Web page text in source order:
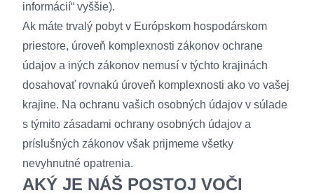
informácií“ vyššie).
Ak máte trvalý pobyt v Európskom hospodárskom
priestore, úroveň komplexnosti zákonov ochrane
údajov a iných zákonov nemusí v týchto krajinách
dosahovať rovnakú úroveň komplexnosti ako vo vašej
krajine. Na ochranu vašich osobných údajov v súlade
s týmito zásadami ochrany osobných údajov a
príslušných zákonov však prijmeme všetky
nevyhnutné opatrenia.
AKÝ JE NÁŠ POSTOJ VOČI